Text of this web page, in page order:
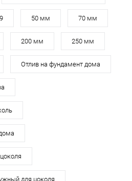
50 мм 70 мм
200 мм 250 мм
Отлив на фундамент дома
для цоколя